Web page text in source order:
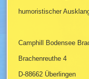
humoristischer
Camphill Bodensee
Brachenreuthe 4
D-88662 Überlingen